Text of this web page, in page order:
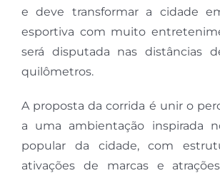
e deve transformar a cidade
esportiva com muito
será disputada nas distâncias
quilômetros.
A proposta da corrida é unir o
a uma ambientação inspirada
popular da cidade, com
ativações de marcas e